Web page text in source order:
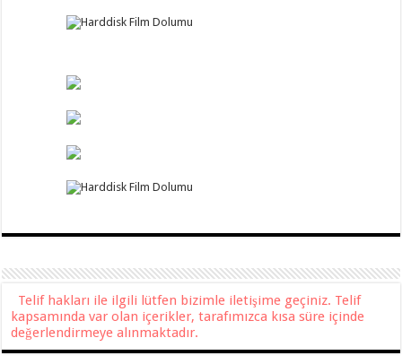
Telif hakları ile ilgili lütfen bizimle iletişime geçiniz. Telif
kapsamında var olan içerikler, tarafımızca kısa süre içinde
değerlendirmeye alınmaktadır.